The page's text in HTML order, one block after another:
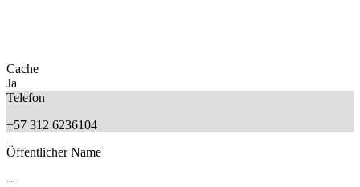
Cache
Ja
Telefon
+57 312 6236104
Öffentlicher Name
--